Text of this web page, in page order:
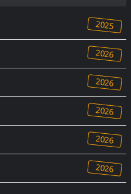
2025
2026
2026
2026
2026
2026